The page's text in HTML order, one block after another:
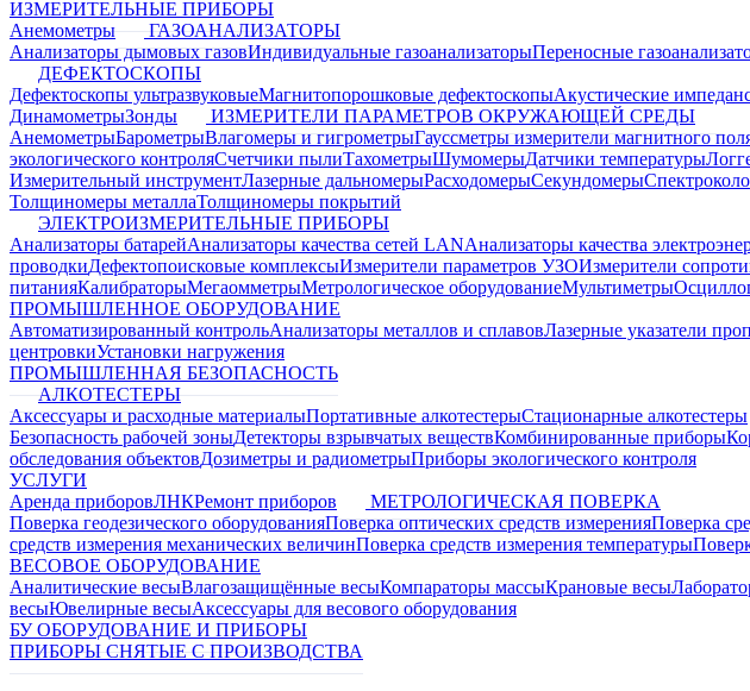
ИЗМЕРИТЕЛЬНЫЕ ПРИБОРЫ
Анемометры
ГАЗОАНАЛИЗАТОРЫ
Анализаторы дымовых газовИндивидуальные газоанализаторыПереносные
ДЕФЕКТОСКОПЫ
Дефектоскопы ультразвуковыеМагнитопорошковые дефектоскопыАкустические
ДинамометрыЗонды
ИЗМЕРИТЕЛИ ПАРАМЕТРОВ ОКРУЖАЮЩЕЙ СРЕДЫ
АнемометрыБарометрыВлагомеры и гигрометрыГауссметры измерители магнитного
экологического контроляСчетчики пылиТахометрыШумомерыДатчики температуры
Измерительный инструментЛазерные дальномерыРасходомерыСекундомеры
Толщиномеры металлаТолщиномеры покрытий
ЭЛЕКТРОИЗМЕРИТЕЛЬНЫЕ ПРИБОРЫ
Анализаторы батарейАнализаторы качества сетей LANАнализаторы качества
проводкиДефектопоисковые комплексыИзмерители параметров УЗОИзмерители
питанияКалибраторыМегаомметрыМетрологическое оборудованиеМультиметры
ПРОМЫШЛЕННОЕ ОБОРУДОВАНИЕ
Автоматизированный контрольАнализаторы металлов и сплавовЛазерные указатели
центровкиУстановки нагружения
ПРОМЫШЛЕННАЯ БЕЗОПАСНОСТЬ
АЛКОТЕСТЕРЫ
Аксессуары и расходные материалыПортативные алкотестерыСтационарные алкотестеры
Безопасность рабочей зоныДетекторы взрывчатых веществКомбинированные приборы
обследования объектовДозиметры и радиометрыПриборы экологического контроля
УСЛУГИ
Аренда приборовЛНКРемонт приборов
МЕТРОЛОГИЧЕСКАЯ ПОВЕРКА
Поверка геодезического оборудованияПоверка оптических средств измеренияПоверка
средств измерения механических величинПоверка средств измерения температуры
ВЕСОВОЕ ОБОРУДОВАНИЕ
Аналитические весыВлагозащищённые весыКомпараторы массыКрановые весы
весыЮвелирные весыАксессуары для весового оборудования
БУ ОБОРУДОВАНИЕ И ПРИБОРЫ
ПРИБОРЫ СНЯТЫЕ С ПРОИЗВОДСТВА